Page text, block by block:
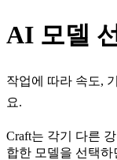
AI 모델
작업에 따라 속도,
요.
Craft는 각기 다른
합한 모델을 선택